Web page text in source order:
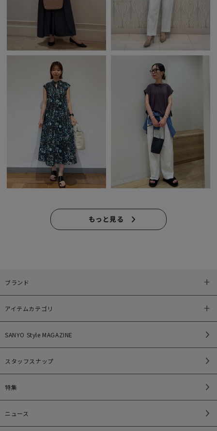
もっと見る
ブランド
アイテムカテゴリ
SANYO Style MAGAZINE
スタッフスナップ
特集
ニュース